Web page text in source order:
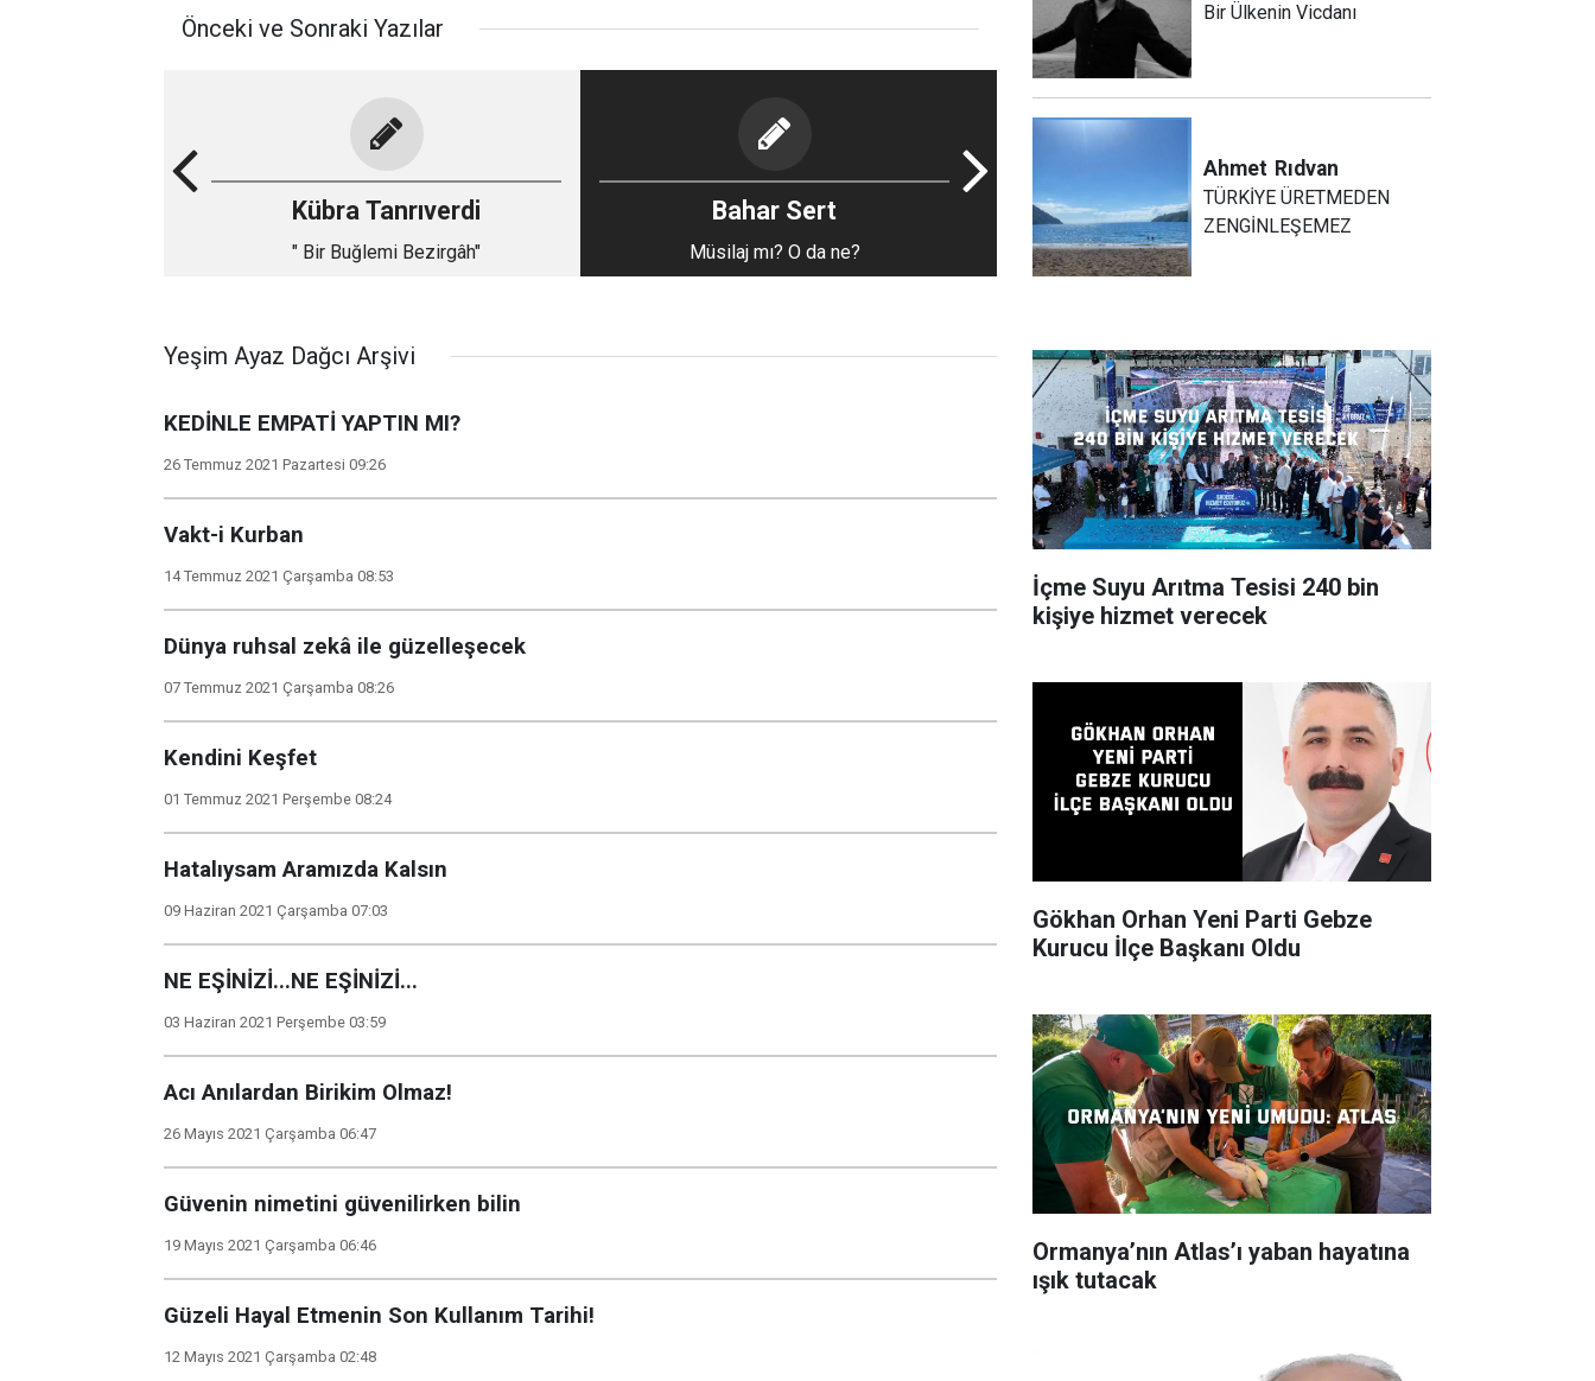
Önceki ve Sonraki Yazılar
Kübra Tanrıverdi
" Bir Buğlemi Bezirgâh"
Bahar Sert
Müsilaj mı? O da ne?
Yeşim Ayaz Dağcı Arşivi
KEDİNLE EMPATİ YAPTIN MI?
26 Temmuz 2021 Pazartesi 09:26
Vakt-i Kurban
14 Temmuz 2021 Çarşamba 08:53
Dünya ruhsal zekâ ile güzelleşecek
07 Temmuz 2021 Çarşamba 08:26
Kendini Keşfet
01 Temmuz 2021 Perşembe 08:24
Hatalıysam Aramızda Kalsın
09 Haziran 2021 Çarşamba 07:03
NE EŞİNİZİ...NE EŞİNİZİ...
03 Haziran 2021 Perşembe 03:59
Acı Anılardan Birikim Olmaz!
26 Mayıs 2021 Çarşamba 06:47
Güvenin nimetini güvenilirken bilin
19 Mayıs 2021 Çarşamba 06:46
Güzeli Hayal Etmenin Son Kullanım Tarihi!
12 Mayıs 2021 Çarşamba 02:48
Bir Ülkenin Vicdanı
Ahmet Rıdvan
TÜRKİYE ÜRETMEDEN
ZENGİNLEŞEMEZ
İçme Suyu Arıtma Tesisi 240 bin
kişiye hizmet verecek
Gökhan Orhan Yeni Parti Gebze
Kurucu İlçe Başkanı Oldu
Ormanya’nın Atlas’ı yaban hayatına
ışık tutacak